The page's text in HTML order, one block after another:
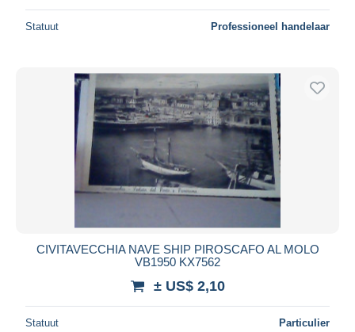
Statuut Professioneel handelaar
CIVITAVECCHIA NAVE SHIP PIROSCAFO AL MOLO
VB1950 KX7562
± US$ 2,10
Statuut Particulier